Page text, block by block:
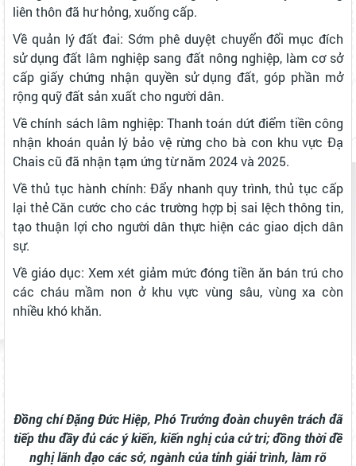
liên thôn đã hư hỏng, xuống cấp.
​Về quản lý đất đai: Sớm phê duyệt chuyển đổi mục đích
sử dụng đất lâm nghiệp sang đất nông nghiệp, làm cơ sở
cấp giấy chứng nhận quyền sử dụng đất, góp phần mở
rộng quỹ đất sản xuất cho người dân.
​Về chính sách lâm nghiệp: Thanh toán dứt điểm tiền công
nhận khoán quản lý bảo vệ rừng cho bà con khu vực Đạ
Chais cũ đã nhận tạm ứng từ năm 2024 và 2025.
​Về thủ tục hành chính: Đẩy nhanh quy trình, thủ tục cấp
lại thẻ Căn cước cho các trường hợp bị sai lệch thông tin,
tạo thuận lợi cho người dân thực hiện các giao dịch dân
sự.
​Về giáo dục: Xem xét giảm mức đóng tiền ăn bán trú cho
các cháu mầm non ở khu vực vùng sâu, vùng xa còn
nhiều khó khăn.
Đồng chí Đặng Đức Hiệp, Phó Trưởng đoàn chuyên trách đã
tiếp thu đầy đủ các ý kiến, kiến nghị của cử tri; đồng thời đề
nghị lãnh đạo các sở, ngành của tỉnh giải trình, làm rõ